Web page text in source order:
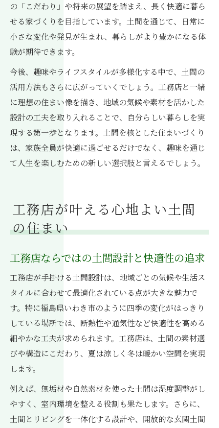
の「こだわり」や将来の展望を踏まえ、長く快適に暮ら
せる家づくりを目指しています。土間を通じて、日常に
小さな変化や発見が生まれ、暮らしがより豊かになる体
験が期待できます。
今後、趣味やライフスタイルが多様化する中で、土間の
活用方法もさらに広がっていくでしょう。工務店と一緒
に理想の住まい像を描き、地域の気候や素材を活かした
設計の工夫を取り入れることで、自分らしい暮らしを実
現する第一歩となります。土間を核とした住まいづくり
は、家族全員が快適に過ごせるだけでなく、趣味を通じ
て人生を楽しむための新しい選択肢と言えるでしょう。
工務店が叶える心地よい土間
の住まい
工務店ならではの土間設計と快適性の追求
工務店が手掛ける土間設計は、地域ごとの気候や生活ス
タイルに合わせて最適化されている点が大きな魅力で
す。特に福島県いわき市のように四季の変化がはっきり
している場所では、断熱性や通気性など快適性を高める
細やかな工夫が求められます。工務店は、土間の素材選
びや構造にこだわり、夏は涼しく冬は暖かい空間を実現
します。
例えば、無垢材や自然素材を使った土間は湿度調整がし
やすく、室内環境を整える役割も果たします。さらに、
土間とリビングを一体化する設計や、開放的な玄関土間